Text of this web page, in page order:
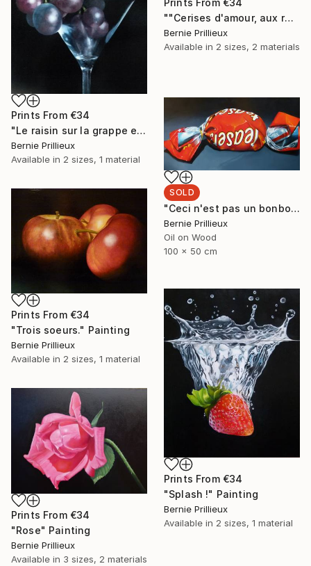
""Cerises d'amour, aux robes pareilles" "Cherries of love, in similar dresses"" Painting
Bernie Prillieux
Available in 2 sizes, 2 materials
Prints From €34
"Le raisin sur la grappe est doux comme les doigts d'une jeune fille (Pouchkine )"The grapes on her bunch are as sweet as a girl's fingers (Pouchkine)" Painting
Bernie Prillieux
Available in 2 sizes, 1 material
SOLD
"Ceci n'est pas un bonbon !" Painting
Bernie Prillieux
Oil on Wood
100 x 50 cm
Prints From €34
"Trois soeurs." Painting
Bernie Prillieux
Available in 2 sizes, 1 material
Prints From €34
"Splash !" Painting
Bernie Prillieux
Available in 2 sizes, 1 material
Prints From €34
"Rose" Painting
Bernie Prillieux
Available in 3 sizes, 2 materials